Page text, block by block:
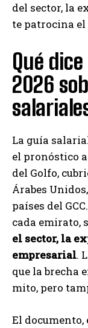
del sector, la
te patrocina el
Qué
2026
La guía
el pronóstico
del Golfo,
Árabes
países del
cada emirato,
el sector, la
empresarial.
que la brecha
mito, pero
El documento,